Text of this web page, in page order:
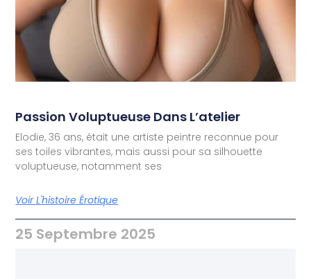
Passion Voluptueuse Dans L’atelier
Elodie, 36 ans, était une artiste peintre reconnue pour
ses toiles vibrantes, mais aussi pour sa silhouette
voluptueuse, notamment ses
Voir L'histoire Érotique
25 Septembre 2025